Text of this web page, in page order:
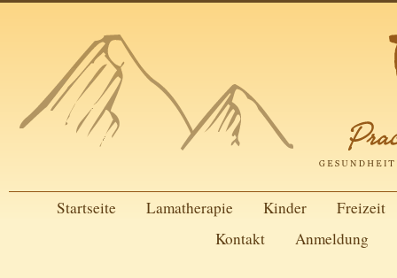
Startseite Lamatherapie Kinder
Freizeit
Kontakt
Anmeldung